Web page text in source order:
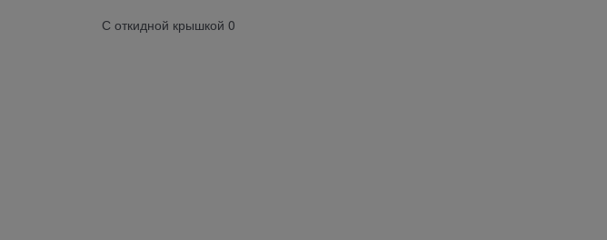
С откидной крышкой 0